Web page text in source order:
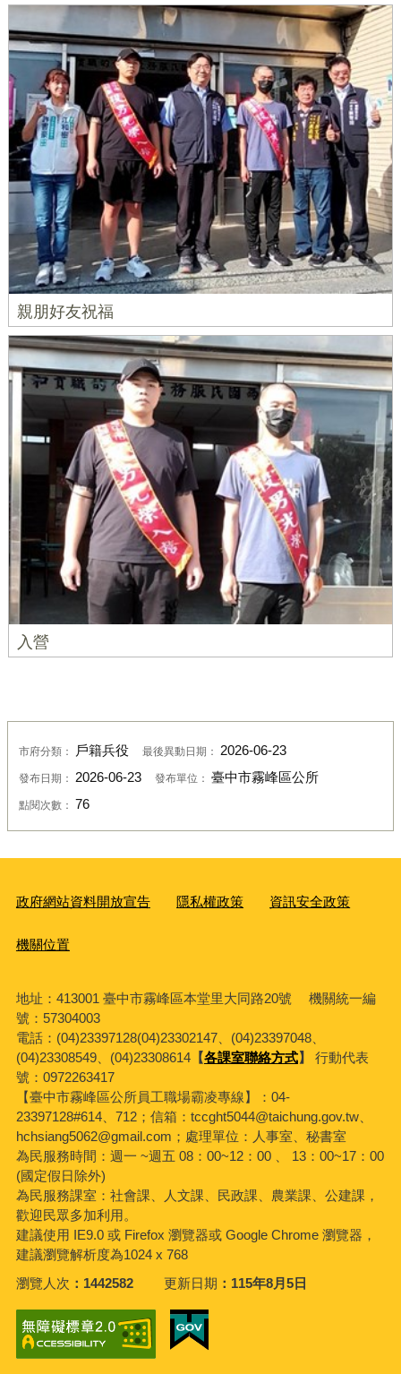
親朋好友祝福
入營
市府分類： 戶籍兵役 最後異動日期： 2026-06-23
發布日期： 2026-06-23 發布單位： 臺中市霧峰區公所
點閱次數： 76
政府網站資料開放宣告 隱私權政策 資訊安全政策
機關位置
地址：413001 臺中市霧峰區本堂里大同路20號 機關統一編
號：57304003
電話：(04)23397128(04)23302147、(04)23397048、
(04)23308549、(04)23308614【各課室聯絡方式】
行動代表
號：0972263417
【臺中市霧峰區公所員工職場霸凌專線】：04-
23397128#614、712；信箱：tccght5044@taichung.gov.tw、
hchsiang5062@gmail.com；處理單位：人事室、秘書室
為民服務時間：週一 ~週五 08：00~12：00 、 13：00~17：00
(國定假日除外)
為民服務課室：社會課、人文課、民政課、農業課、公建課，
歡迎民眾多加利用。
建議使用 IE9.0 或 Firefox 瀏覽器或 Google Chrome 瀏覽器，
建議瀏覽解析度為1024 x 768
瀏覽人次
1442582 更新日期 115年8月5日